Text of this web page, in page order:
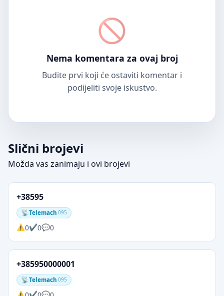
Nema komentara za ovaj broj
Budite prvi koji će ostaviti komentar i
podijeliti svoje iskustvo.
Slični brojevi
Možda vas zanimaju i ovi brojevi
+38595
Telemach 095
0 0 0
+385950000001
Telemach 095